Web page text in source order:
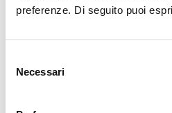
preferenze. Di seguito puoi
delNecessari